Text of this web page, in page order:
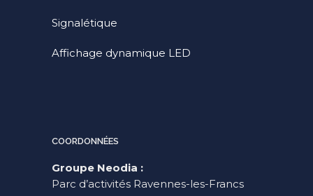
Signalétique
Affichage dynamique LED
COORDONNÉES
Groupe Neodia :
Parc d’activités Ravennes-les-Francs